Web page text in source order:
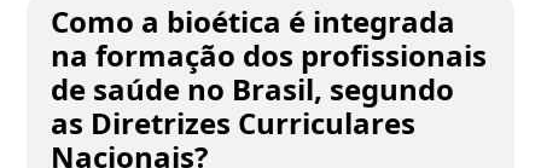
Como a bioética é integrada
na formação dos profissionais
de saúde no Brasil, segundo
as Diretrizes Curriculares
Nacionais?